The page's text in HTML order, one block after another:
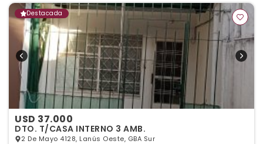
Destacada
USD 37.000
DTO. T/CASA INTERNO 3 AMB.
2 De Mayo 4128, Lanús Oeste, GBA Sur